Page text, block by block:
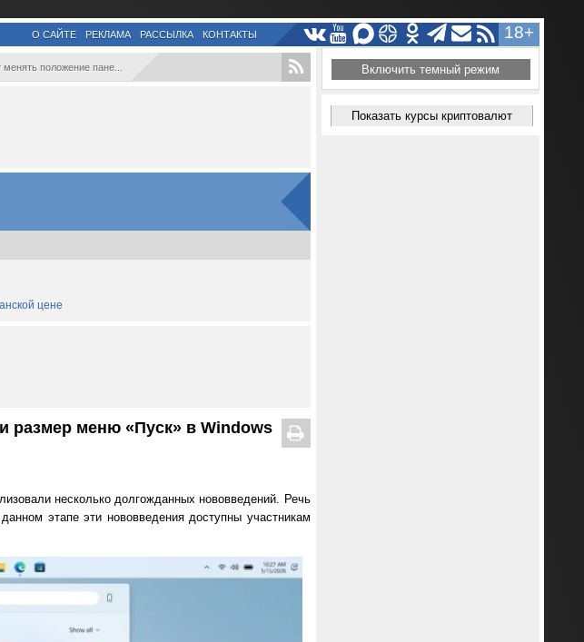
18+
О САЙТЕ РЕКЛАМА РАССЫЛКА КОНТАКТЫ
положение пане...
цене
размер меню «Пуск» в Windows
несколько долгожданных нововведений. Речь
этапе эти нововведения доступны участникам
Включить темный режим
Показать курсы криптовалют